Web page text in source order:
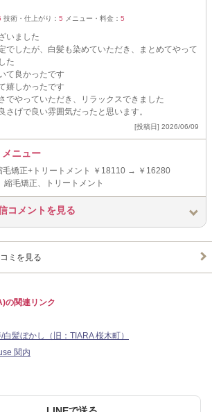
技術・仕上がり： 5 メニュー・料金： 5
いました
でしたが、白髪も染めていただき、まとめてやって
た
て良かったです
嬉しかったです
でやっていただき、リラックスできました
さげで良い雰囲気だったと思います。
[投稿日] 2026/06/09
ニュー
毛矯正+トリートメント ￥18110 → ￥16280
縮毛矯正、トリートメント
コメントを見る
ミを見る
の関連リンク
髪ぼかし（旧：TIARA 桜木町）
関内